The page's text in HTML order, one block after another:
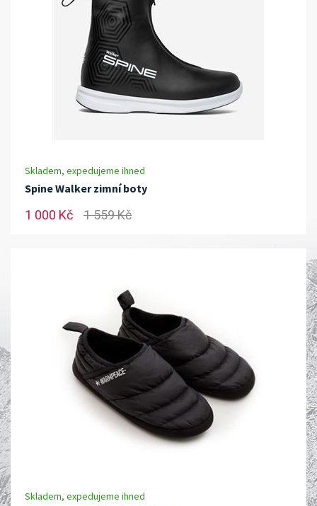
Skladem, expedujeme ihned
Spine Walker zimní boty
1 000 Kč 1 559 Kč
Skladem, expedujeme ihned